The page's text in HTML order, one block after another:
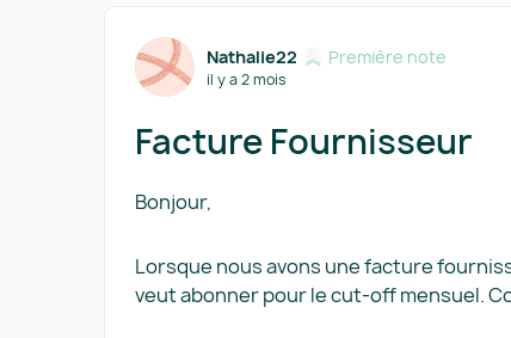
Forum Discussion
Nathalie22 Première note
il y a 2 mois
Facture Fournisseur
Bonjour,
Lorsque nous avons une facture
veut abonner pour le cut-off mensuel.